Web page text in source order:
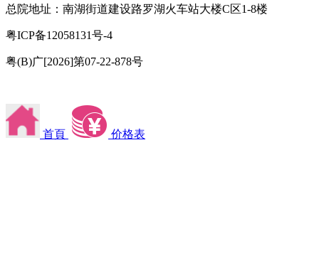
总院地址：南湖街道建设路罗湖火车站大楼C区1-8楼
粤ICP备12058131号-4
粤(B)广[2026]第07-22-878号
首頁 价格表